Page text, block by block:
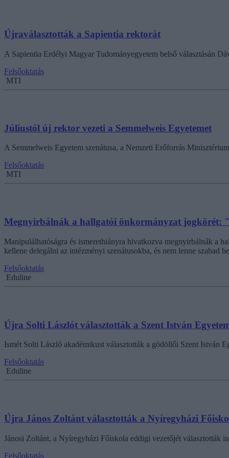
Újraválasztották a Sapientia rektorát
A Sapientia Erdélyi Magyar Tudományegyetem belső választásán
Felsőoktatás
MTI
Júliustól új rektor vezeti a Semmelweis Egyetemet
A Semmelweis Egyetem szenátusa, a Nemzeti Erőforrás
Felsőoktatás
MTI
Megnyirbálnák a hallgatói önkormányzat jogkörét:
Manipulálhatóságra és ismerethiányra hivatkozva megnyirbálnák a
kellene delegálni az intézményi szenátusokba, és nem lenne
Felsőoktatás
Eduline
Újra Solti Lászlót választották a Szent István
Ismét Solti László akadémikust választották a gödöllői Szent István
Felsőoktatás
Eduline
Újra János Zoltánt választották a Nyíregyházi
Jánosi Zoltánt, a Nyíregyházi Főiskola eddigi vezetőjét választották
Felsőoktatás